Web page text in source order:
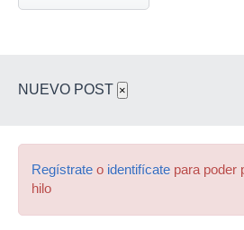
NUEVO POST ×
Regístrate o identifícate para poder
hilo